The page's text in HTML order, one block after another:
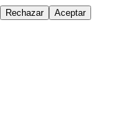
Rechazar Aceptar